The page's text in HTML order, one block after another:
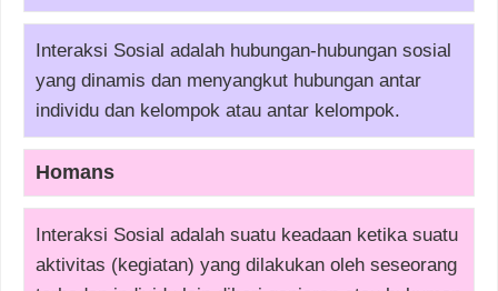
Interaksi Sosial adalah hubungan-hubungan sosial
yang dinamis dan menyangkut hubungan antar
individu dan kelompok atau antar kelompok.
Homans
Interaksi Sosial adalah suatu keadaan ketika suatu
aktivitas (kegiatan) yang dilakukan oleh seseorang